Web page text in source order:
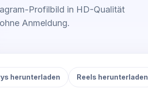
Profilbild in HD-Qualität
Anmeldung.
herunterladen Reels herunterladen